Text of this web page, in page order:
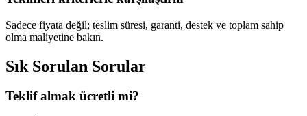
Sadece fiyata değil; teslim süresi, garanti, destek ve toplam sahip
olma maliyetine bakın.
Sık Sorulan Sorular
Teklif almak ücretli mi?